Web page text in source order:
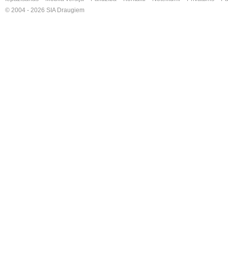
© 2004 - 2026 SIA Draugiem